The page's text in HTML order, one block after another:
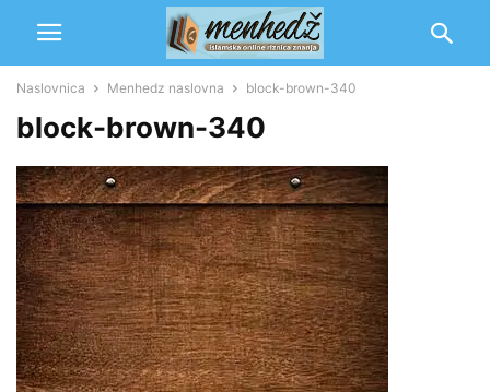
Naslovnica Menhedz naslovna block-brown-340
block-brown-340